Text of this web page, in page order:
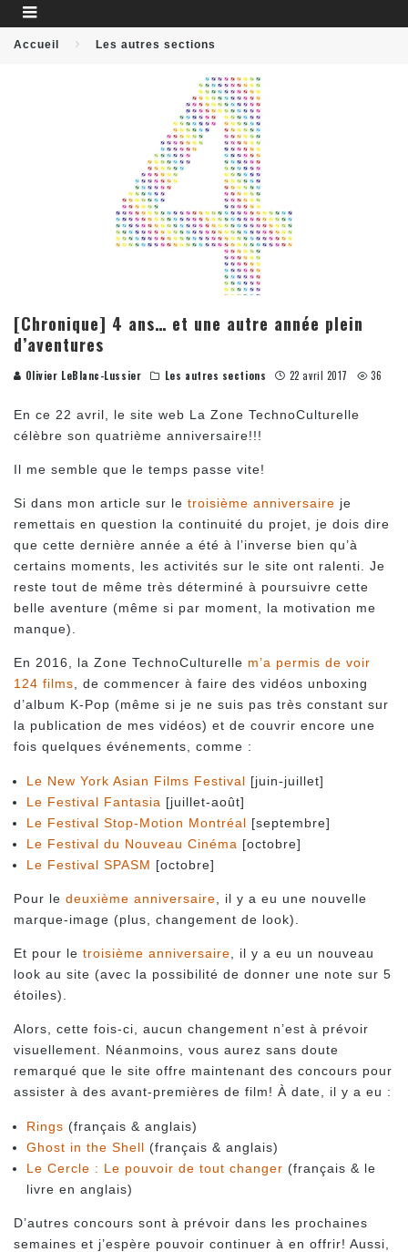
Accueil Les autres sections
[Chronique] 4 ans… et une autre année plein
d’aventures
Olivier LeBlanc-Lussier Les autres sections 22 avril 2017 36
En ce 22 avril, le site web La Zone TechnoCulturelle
célèbre son quatrième anniversaire!!!
Il me semble que le temps passe vite!
Si dans mon article sur le troisième anniversaire je
remettais en question la continuité du projet, je dois dire
que cette dernière année a été à l’inverse bien qu’à
certains moments, les activités sur le site ont ralenti. Je
reste tout de même très déterminé à poursuivre cette
belle aventure (même si par moment, la motivation me
manque).
En 2016, la Zone TechnoCulturelle m’a permis de voir
124 films , de commencer à faire des vidéos unboxing
d’album K-Pop (même si je ne suis pas très constant sur
la publication de mes vidéos) et de couvrir encore une
fois quelques événements, comme :
Le New York Asian Films Festival [juin-juillet]
Le Festival Fantasia [juillet-août]
Le Festival Stop-Motion Montréal [septembre]
Le Festival du Nouveau Cinéma [octobre]
Le Festival SPASM [octobre]
Pour le deuxième anniversaire , il y a eu une nouvelle
marque-image (plus, changement de look).
Et pour le troisième anniversaire , il y a eu un nouveau
look au site (avec la possibilité de donner une note sur 5
étoiles).
Alors, cette fois-ci, aucun changement n’est à prévoir
visuellement. Néanmoins, vous aurez sans doute
remarqué que le site offre maintenant des concours pour
assister à des avant-premières de film! À date, il y a eu :
Rings (français & anglais)
Ghost in the Shell (français & anglais)
Le Cercle : Le pouvoir de tout changer (français & le
livre en anglais)
D’autres concours sont à prévoir dans les prochaines
semaines et j’espère pouvoir continuer à en offrir! Aussi,